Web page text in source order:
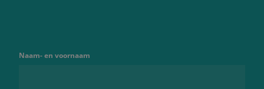
Naam- en voornaam